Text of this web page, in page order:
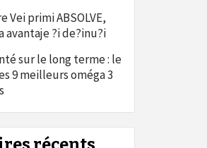
Vei primi ABSOLVE,
avantaje ?i de?inu?i
sur le long terme : le
9 meilleurs oméga 3